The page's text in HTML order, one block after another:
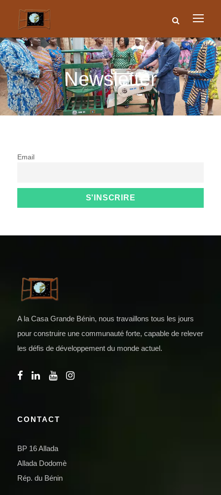
Newsletter
Email
A la Casa Grande Bénin, nous travaillons tous les jours
pour construire une communauté forte, capable de relever
les défis de développement du monde actuel.
CONTACT
BP 16 Allada
Allada Dodomè
Rép. du Bénin